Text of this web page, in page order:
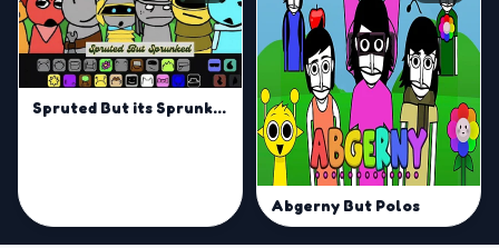
Spruted But its Sprunked
Abgerny But Polos